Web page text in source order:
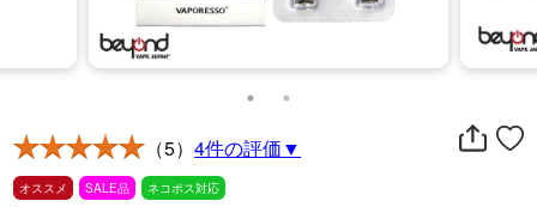
（5）4件の評価▼
オススメ SALE品 ネコポス対応